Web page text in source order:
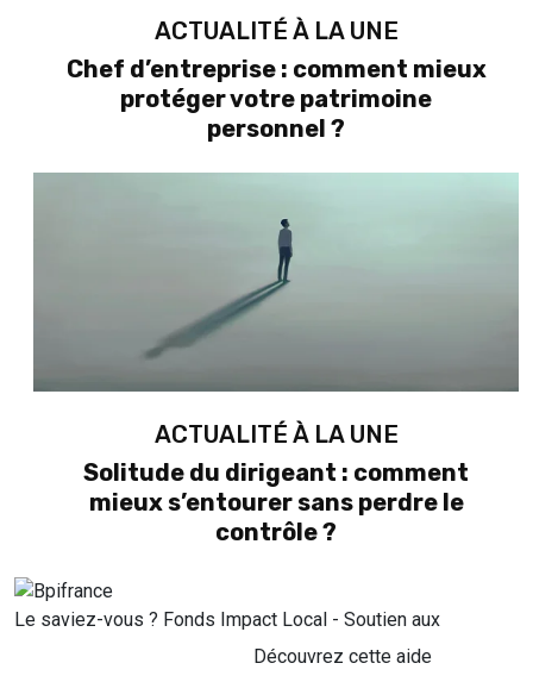
ACTUALITÉ À LA UNE
Chef d’entreprise : comment mieux
protéger votre patrimoine
personnel ?
ACTUALITÉ À LA UNE
Solitude du dirigeant : comment
mieux s’entourer sans perdre le
contrôle ?
Le saviez-vous ? Fonds Impact Local - Soutien aux
Découvrez cette aide